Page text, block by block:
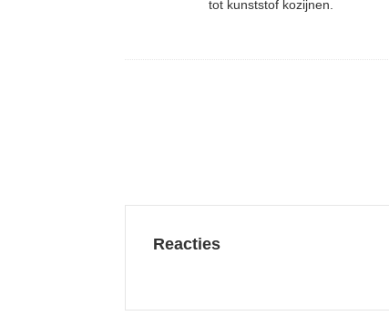
tot kunststof kozijnen.
Reacties